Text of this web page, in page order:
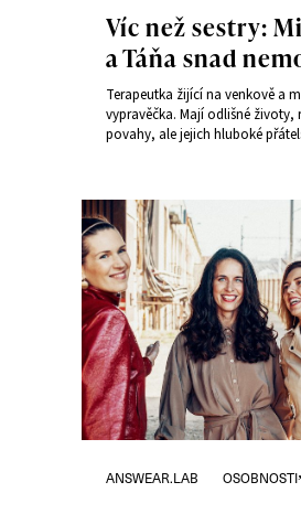
Víc než sestry:
a Táňa snad
být odlišnější,
v sobě našly
přítelkyně
Terapeutka žijící na venkově a
vypravěčka. Mají odlišné životy,
povahy, ale jejich hluboké
Answear.LAB a prozradily pro
co pro ně znamená sisterhood.
ANSWEAR.LAB ,
OSOBNOSTI